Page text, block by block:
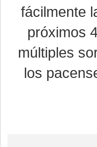
fácilmente
próximos
múltiples
los